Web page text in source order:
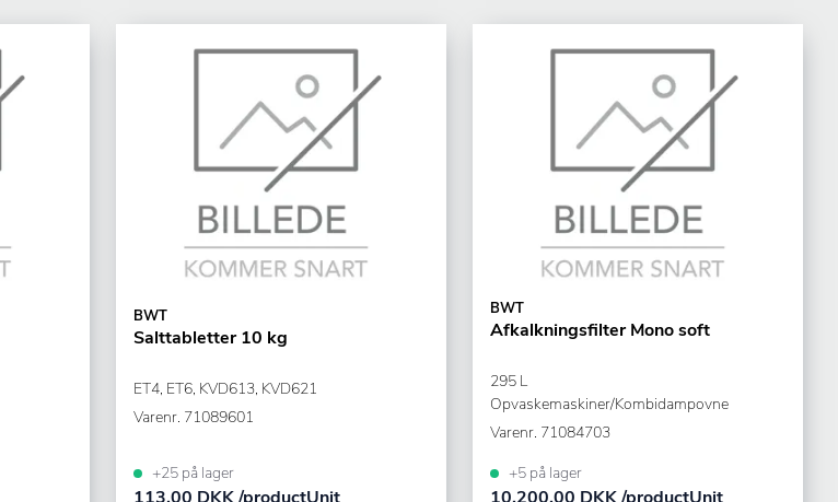
BWT
Salttabletter 10 kg
ET4, ET6, KVD613, KVD621
Varenr. 71089601
+25 på lager
BWT
Afkalkningsfilter Mono soft
295 L
Opvaskemaskiner/Kombidampovne
Varenr. 71084703
+5 på lager